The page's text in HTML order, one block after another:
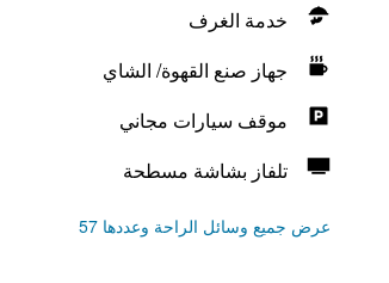
خدمة الغرف
جهاز صنع القهوة/ الشاي
موقف سيارات مجاني
تلفاز بشاشة مسطحة
عرض جميع وسائل الراحة وعددها 57